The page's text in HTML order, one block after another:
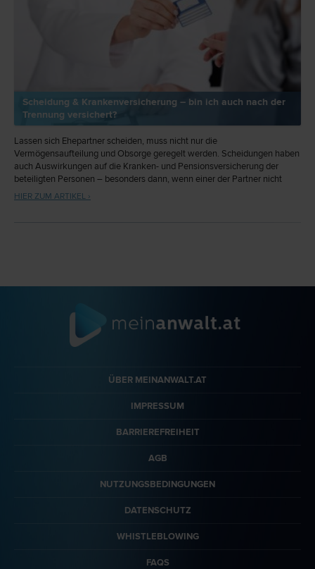
Scheidung & Krankenversicherung – bin ich auch nach der
Trennung versichert?
Lassen sich Ehepartner scheiden, muss nicht nur die
Vermögensaufteilung und Obsorge geregelt werden. Scheidungen haben
auch Auswirkungen auf die Kranken- und Pensionsversicherung der
beteiligten Personen – besonders dann, wenn einer der Partner nicht
berufstätig ist.
HIER ZUM ARTIKEL ›
ÜBER MEINANWALT.AT
IMPRESSUM
BARRIEREFREIHEIT
AGB
NUTZUNGSBEDINGUNGEN
DATENSCHUTZ
WHISTLEBLOWING
FAQS